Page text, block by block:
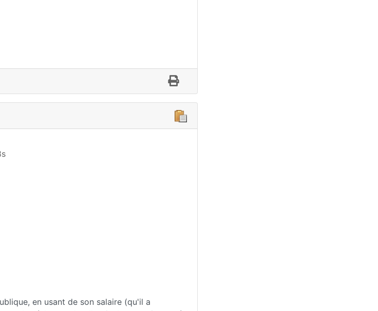
en usant de son salaire (qu'il a